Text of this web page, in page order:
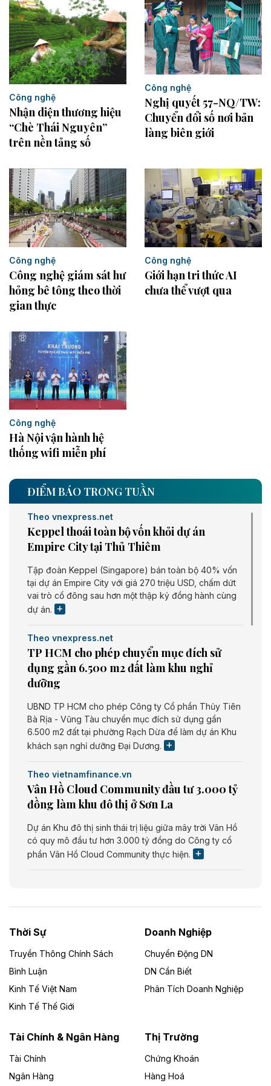
Công nghệ
Nhận diện thương hiệu
“Chè Thái Nguyên”
trên nền tảng số
Công nghệ
Nghị quyết 57-NQ/TW:
Chuyển đổi số nơi bản
làng biên giới
Công nghệ
Công nghệ giám sát hư
hỏng bê tông theo thời
gian thực
Công nghệ
Giới hạn tri thức AI
chưa thể vượt qua
Công nghệ
Hà Nội vận hành hệ
thống wifi miễn phí
ĐIỂM BÁO TRONG TUẦN
Theo vnexpress.net
Keppel thoái toàn bộ vốn khỏi dự án
Empire City tại Thủ Thiêm
Tập đoàn Keppel (Singapore) bán toàn bộ 40% vốn
tại dự án Empire City với giá 270 triệu USD, chấm dứt
vai trò cổ đông sau hơn một thập kỷ đồng hành cùng
dự án.
Theo vnexpress.net
TP HCM cho phép chuyển mục đích sử
dụng gần 6.500 m2 đất làm khu nghỉ
dưỡng
UBND TP HCM cho phép Công ty Cổ phần Thủy Tiên
Bà Rịa - Vũng Tàu chuyển mục đích sử dụng gần
6.500 m2 đất tại phường Rạch Dừa để làm dự án Khu
khách sạn nghỉ dưỡng Đại Dương.
Theo vietnamfinance.vn
Vân Hồ Cloud Community đầu tư 3.000 tỷ
đồng làm khu đô thị ở Sơn La
Dự án Khu đô thị sinh thái trị liệu giữa mây trời Vân Hồ
có quy mô đầu tư hơn 3.000 tỷ đồng do Công ty cổ
phần Vân Hồ Cloud Community thực hiện.
Dự án Nhà máy xử lý rác và phát điện Bắc Giang do
Công ty TNHH Năng lượng môi trường Bắc Giang làm
Theo vietnamfinance.vn
Đức Long Gia Lai mở rộng ‘hệ sinh thái’
Lai
Bốn doanh nghiệp có sự góp vốn của Công ty Cổ
phần Tập đoàn Đức Long Gia Lai (HoSE: DLG) được
Thời Sự
Truyền Thông Chính Sách
Bình Luận
Kinh Tế Việt Nam
Kinh Tế Thế Giới
Doanh Nghiệp
Chuyển Động DN
DN Cần Biết
Phân Tích Doanh Nghiệp
Tài Chính & Ngân Hàng
Tài Chính
Ngân Hàng
Thị Trường
Chứng Khoán
Hàng Hoá